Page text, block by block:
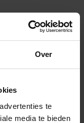
Over
te
media te bieden